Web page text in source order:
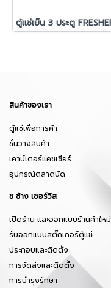
สินค้าของเรา
ตู้แช่เพื่อการค้า
ชั้นวางสินค้า
เคาน์เตอร์แคชเชียร์
อุปกรณ์ตลาดนัด
ช ช้าง เซอร์วิส
เปิดร้าน และออกแบบร้านค้าใหม่
รับออกแบบสติ๊กเกอร์ตู้แช่
ประกอบและติดตั้ง
การจัดส่งและติดตั้ง
การบำรุงรักษา